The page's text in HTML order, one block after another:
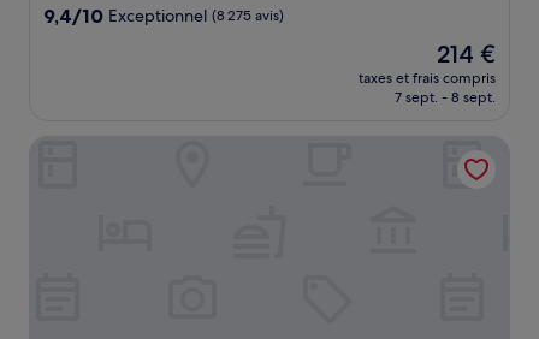
9.4
9,4/10 Exceptionnel (8 275 avis)
Le
nouveau
prix
de
214 €
214 €
taxes et frais compris
7 sept. - 8 sept.